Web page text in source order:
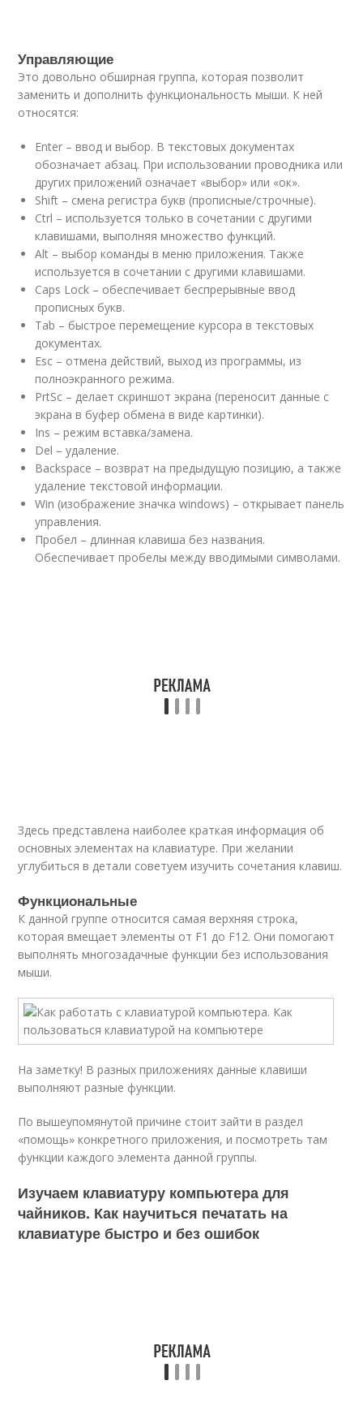
Управляющие
Это довольно обширная группа, которая позволит
заменить и дополнить функциональность мыши. К ней
относятся:
Enter – ввод и выбор. В текстовых документах
обозначает абзац. При использовании проводника или
других приложений означает «выбор» или «ок».
Shift – смена регистра букв (прописные/строчные).
Ctrl – используется только в сочетании с другими
клавишами, выполняя множество функций.
Alt – выбор команды в меню приложения. Также
используется в сочетании с другими клавишами.
Caps Lock – обеспечивает беспрерывные ввод
прописных букв.
Tab – быстрое перемещение курсора в текстовых
документах.
Esc – отмена действий, выход из программы, из
полноэкранного режима.
PrtSc – делает скриншот экрана (переносит данные с
экрана в буфер обмена в виде картинки).
Ins – режим вставка/замена.
Del – удаление.
Backspace – возврат на предыдущую позицию, а также
удаление текстовой информации.
Win (изображение значка windows) – открывает панель
управления.
Пробел – длинная клавиша без названия.
Обеспечивает пробелы между вводимыми символами.
Здесь представлена наиболее краткая информация об
основных элементах на клавиатуре. При желании
углубиться в детали советуем изучить сочетания клавиш.
Функциональные
К данной группе относится самая верхняя строка,
которая вмещает элементы от F1 до F12. Они помогают
выполнять многозадачные функции без использования
мыши.
На заметку! В разных приложениях данные клавиши
выполняют разные функции.
По вышеупомянутой причине стоит зайти в раздел
«помощь» конкретного приложения, и посмотреть там
функции каждого элемента данной группы.
Изучаем клавиатуру компьютера для
чайников. Как научиться печатать на
клавиатуре быстро и без ошибок